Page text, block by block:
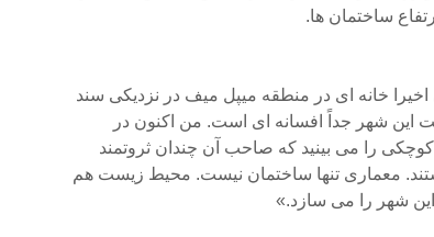
ساختمان ها.
خانه ای در منطقه میپل میف در نزدیکی سند
شهر جداً افسانه ای است. من اکنون در
را می بینید که صاحب آن چندان ثروتمند
معماری تنها ساختمان نیست. محیط زیست هم
شهر را می سازد.»